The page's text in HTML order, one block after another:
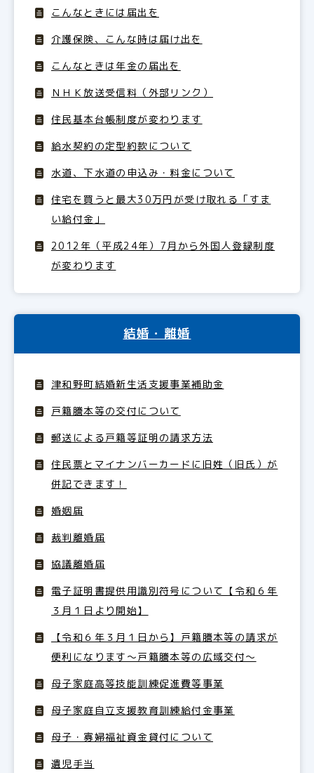
こんなときには届出を
介護保険、こんな時は届け出を
こんなときは年金の届出を
ＮＨＫ放送受信料（外部リンク）
住民基本台帳制度が変わります
給水契約の定型約款について
水道、下水道の申込み・料金について
住宅を買うと最大30万円が受け取れる「すま
い給付金」
2012年（平成24年）7月から外国人登録制度
が変わります
結婚・離婚
津和野町結婚新生活支援事業補助金
戸籍謄本等の交付について
郵送による戸籍等証明の請求方法
住民票とマイナンバーカードに旧姓（旧氏）が
併記できます！
婚姻届
裁判離婚届
協議離婚届
電子証明書提供用識別符号について【令和６年
３月１日より開始】
【令和６年３月１日から】戸籍謄本等の請求が
便利になります～戸籍謄本等の広域交付～
母子家庭高等技能訓練促進費等事業
母子家庭自立支援教育訓練給付金事業
母子・寡婦福祉資金貸付について
遺児手当